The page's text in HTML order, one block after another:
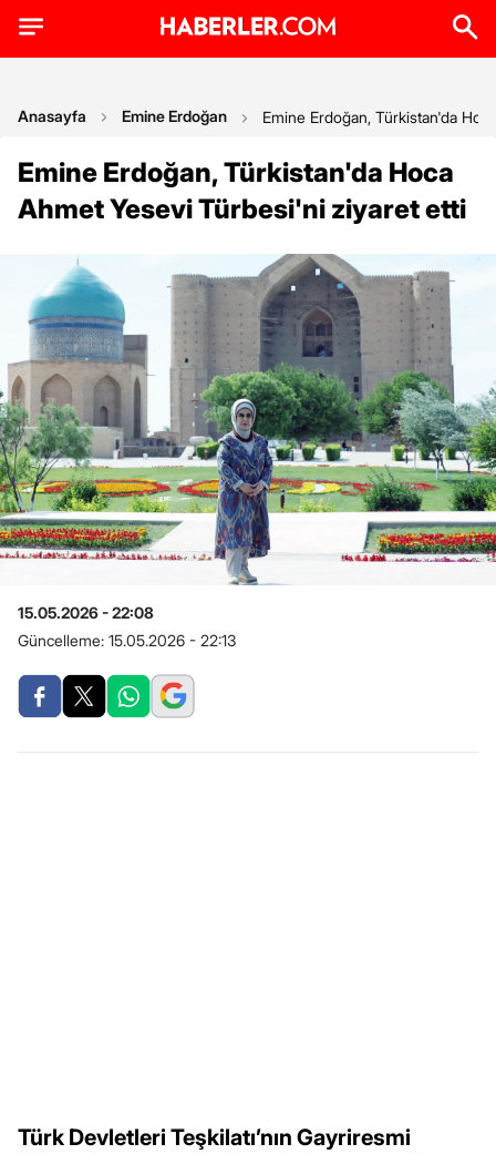
Anasayfa Emine Erdoğan Emine Erdoğan, Türkistan'da
Emine Erdoğan, Türkistan'da Hoca
Ahmet Yesevi Türbesi'ni ziyaret etti
15.05.2026 - 22:08
Güncelleme: 15.05.2026 - 22:13
Türk Devletleri Teşkilatı’nın Gayriresmi